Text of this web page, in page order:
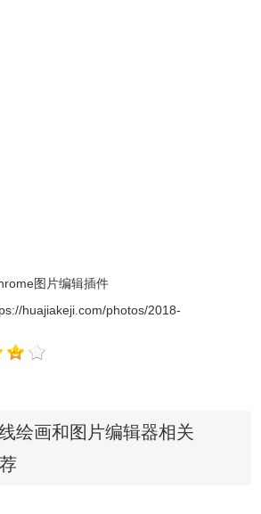
图片编辑插件
huajiakeji.com/photos/2018-
绘画和图片编辑器相关